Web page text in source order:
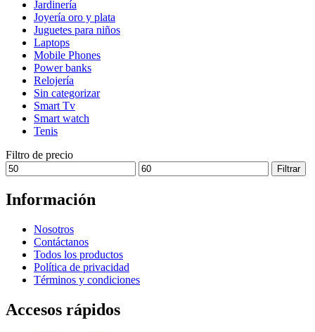
Jardinería
Joyería oro y plata
Juguetes para niños
Laptops
Mobile Phones
Power banks
Relojería
Sin categorizar
Smart Tv
Smart watch
Tenis
Filtro de precio
Precio
mínimo
Precio
máximo
Filtrar
Información
Nosotros
Contáctanos
Todos los productos
Política de privacidad
Términos y condiciones
Accesos rápidos